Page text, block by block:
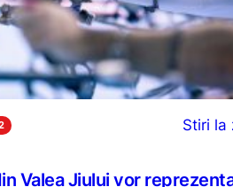
Stiri la
Valea Jiului vor